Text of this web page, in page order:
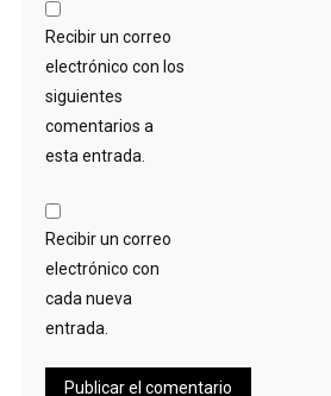
Recibir un correo
electrónico con los
siguientes
comentarios a
esta entrada.
Recibir un correo
electrónico con
cada nueva
entrada.